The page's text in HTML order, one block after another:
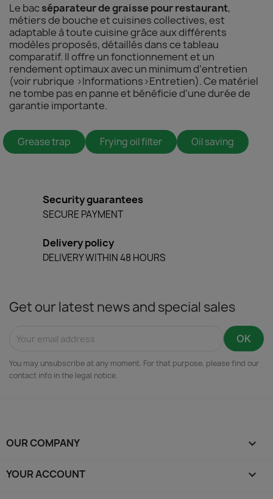
Le bacséparateur de graisse pour restaurant,
métiers de bouche et cuisines collectives, est
adaptable à toute cuisine grâce aux différents
modèles proposés, détaillés dans ce tableau
comparatif. Il offre un fonctionnement et un
rendement optimaux avec un minimum d’entretien
(voir rubrique >Informations>Entretien). Ce matériel
ne tombe pas en panne et bénéficie d’une durée de
garantie importante.
Grease trap Frying oil filter Oil saving
Security guarantees
SECURE PAYMENT
Delivery policy
DELIVERY WITHIN 48 HOURS
Get our latest news and special sales
You may unsubscribe at any moment. For that purpose, please find our
contact info in the legal notice.
OUR COMPANY 
YOUR ACCOUNT 